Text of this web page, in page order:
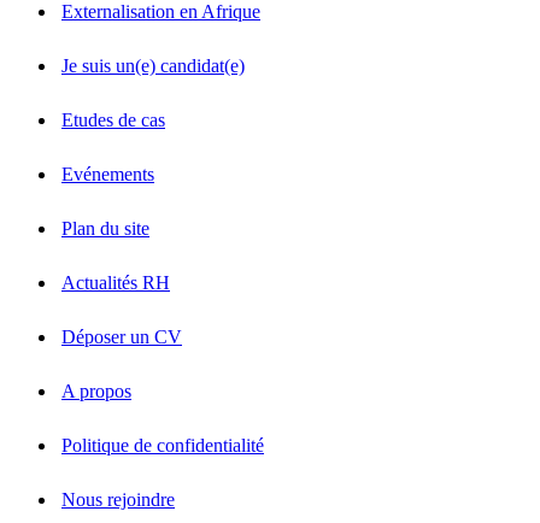
Externalisation en Afrique
Je suis un(e) candidat(e)
Etudes de cas
Evénements
Plan du site
Actualités RH
Déposer un CV
A propos
Politique de confidentialité
Nous rejoindre